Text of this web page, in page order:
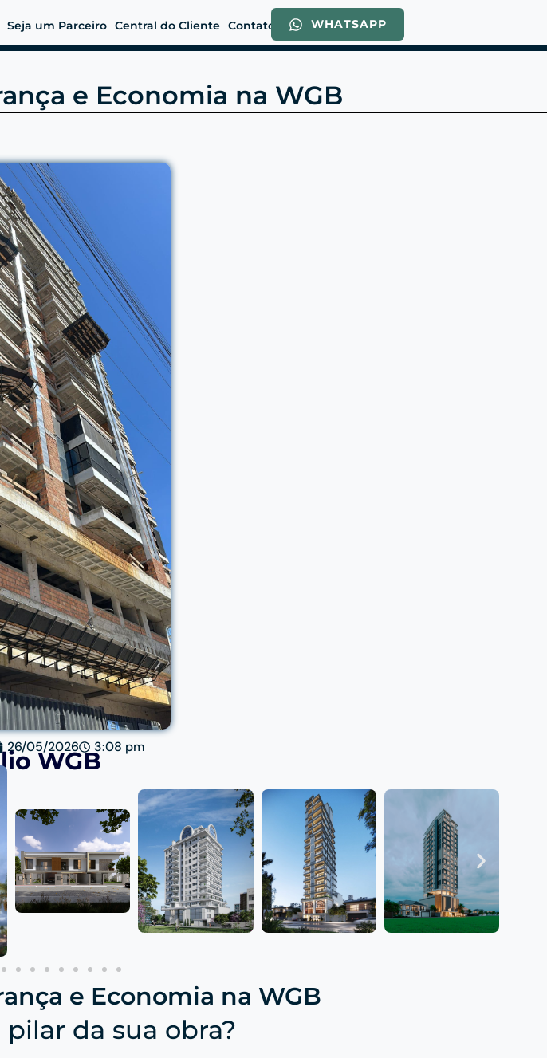
Seja um Parceiro Central do Cliente Contato WHATSAPP
e Economia na WGB
26/05/2026 3:08 pm
WGB
e Economia na WGB
da sua obra?